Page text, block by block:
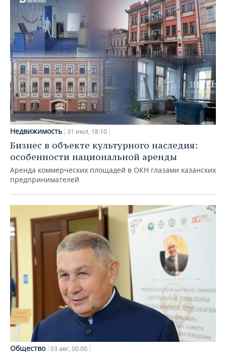
Недвижимость 31 июл, 18:10
Бизнес в объекте культурного наследия:
особенности национальной аренды
Аренда коммерческих площадей в ОКН глазами казанских
предпринимателей
Общество 03 авг, 00:00